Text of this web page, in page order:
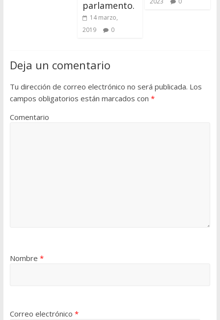
parlamento.
14 marzo,
2019
0
Deja un comentario
Tu dirección de correo electrónico no será publicada. Los
campos obligatorios están marcados con *
Comentario
Nombre *
Correo electrónico *